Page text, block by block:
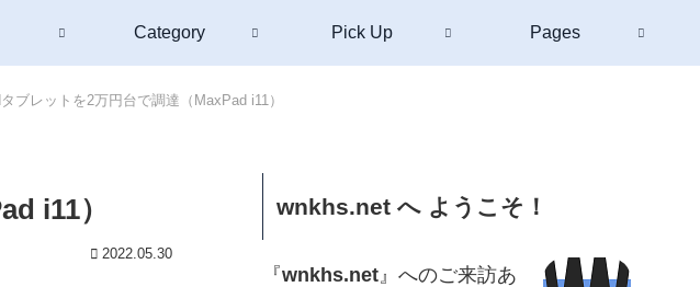
Category Pick Up Pages
ブレットを2万円台で調達（MaxPad i11）
i11）
2022.05.30
wnkhs.net へ ようこそ！
『wnkhs.net 』へのご来訪あ